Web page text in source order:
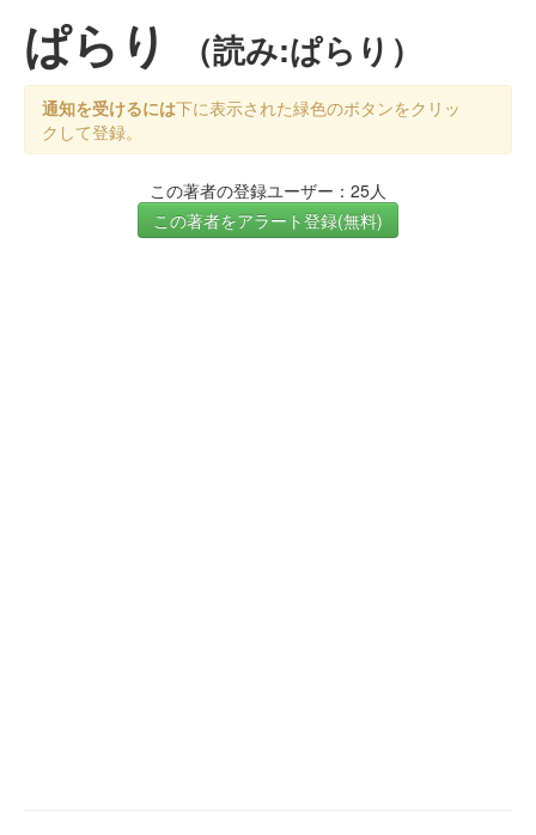
ぱらり （読み:ぱらり）
通知を受けるには下に表示された緑色のボタンをクリッ
クして登録。
この著者の登録ユーザー：25人
この著者をアラート登録(無料)